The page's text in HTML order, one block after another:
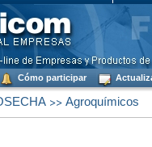
Cómo participar
>> Agroquímicos